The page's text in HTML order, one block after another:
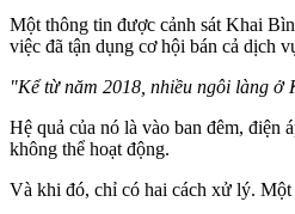
Một thông tin được cảnh sát Khai
việc đã tận dụng cơ hội bán cả dịch
"Kể từ năm 2018, nhiều ngôi làng ở
Hệ quả của nó là vào ban đêm, điện
không thể hoạt động.
Và khi đó, chỉ có hai cách xử lý. Một